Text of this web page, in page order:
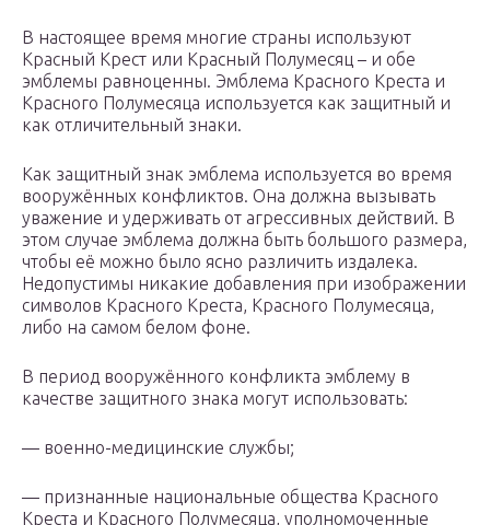
В настоящее время многие страны используют
Красный Крест или Красный Полумесяц – и обе
эмблемы равноценны. Эмблема Красного Креста и
Красного Полумесяца используется как защитный и
как отличительный знаки.
Как защитный знак эмблема используется во время
вооружённых конфликтов. Она должна вызывать
уважение и удерживать от агрессивных действий. В
этом случае эмблема должна быть большого размера,
чтобы её можно было ясно различить издалека.
Недопустимы никакие добавления при изображении
символов Красного Креста, Красного Полумесяца,
либо на самом белом фоне.
В период вооружённого конфликта эмблему в
качестве защитного знака могут использовать:
— военно-медицинские службы;
— признанные национальные общества Красного
Креста и Красного Полумесяца, уполномоченные